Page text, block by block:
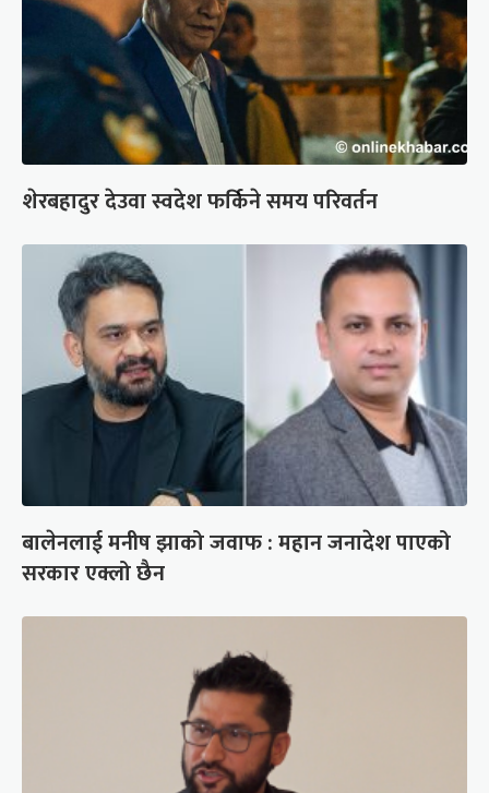
शेरबहादुर देउवा स्वदेश फर्किने समय परिवर्तन
बालेनलाई मनीष झाको जवाफ : महान जनादेश पाएको
सरकार एक्लो छैन